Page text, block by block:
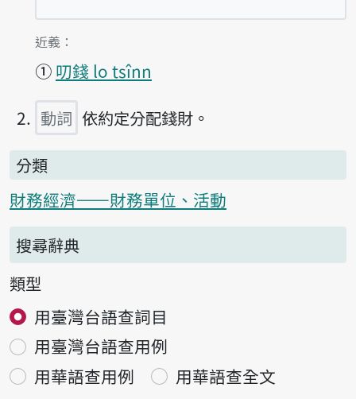
第1項釋義的
近義：
① 叨錢 lo tsînn
動詞 依約定分配錢財。
分類
財務經濟——財務單位、活動
搜尋辭典
類型
用臺灣台語查詞目
用臺灣台語查用例
用華語查用例
用華語查全文